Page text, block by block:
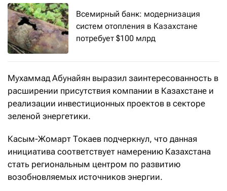
Всемирный банк: модернизация
систем отопления в Казахстане
потребует $100 млрд
Мухаммад Абунайян выразил заинтересованность в
расширении присутствия компании в Казахстане и
реализации инвестиционных проектов в секторе
зеленой энергетики.
Касым-Жомарт Токаев подчеркнул, что данная
инициатива соответствует намерению Казахстана
стать региональным центром по развитию
возобновляемых источников энергии.